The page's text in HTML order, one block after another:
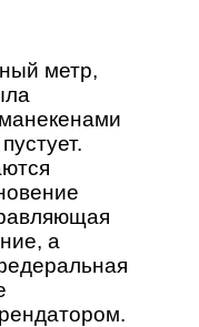
метр,
а